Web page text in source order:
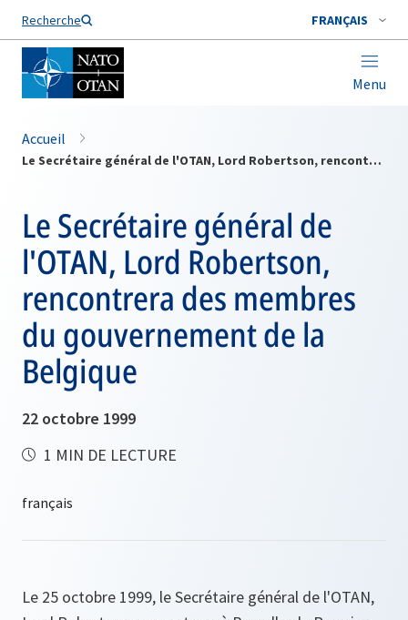
Recherche FRANÇAIS
Menu
Nom de famille*
Accueil
Le Secrétaire général de l'OTAN, Lord Robertson, rencontrera des membres du gouvernement de la Belgique
Le Secrétaire général de
l'OTAN, Lord Robertson,
rencontrera des membres
du gouvernement de la
Belgique
22 octobre 1999
1 MIN DE LECTURE
Le 25 octobre 1999, le Secrétaire général de l'OTAN,